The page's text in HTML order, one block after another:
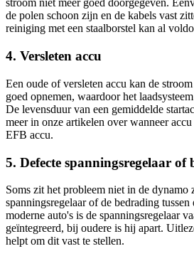
stroom niet meer goed doorgegeven.
de polen schoon zijn en de kabels vast
reiniging met een staalborstel kan al
4. Versleten accu
Een oude of versleten accu kan de
goed opnemen, waardoor het
De levensduur van een gemiddelde
meer in onze artikelen over wanneer
EFB accu.
5. Defecte spanningsregelaar of
Soms zit het probleem niet in de dynamo
spanningsregelaar of de bedrading
moderne auto's is de spanningsregelaar
geïntegreerd, bij oudere is hij apart.
helpt om dit vast te stellen.